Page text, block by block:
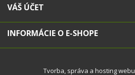
VÁŠ ÚČET
INFORMÁCIE O E-SHOPE
Tvorba, správa a hosting webu